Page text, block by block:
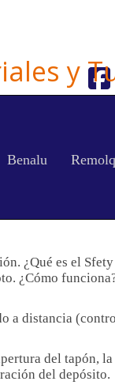
y
Benalu
¿Qué es el
¿Cómo
a distancia
del tapón, la
del depósito.